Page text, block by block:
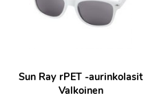
Sun Ray rPET -aurinkolasit
Valkoinen